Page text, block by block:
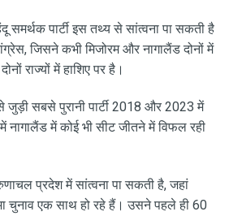
समर्थक पार्टी इस तथ्य से सांत्वना पा सकती है
जिसने कभी मिजोरम और नागालैंड दोनों में
राज्यों में हाशिए पर है।
जुड़ी सबसे पुरानी पार्टी 2018 और 2023 में
नागालैंड में कोई भी सीट जीतने में विफल रही
प्रदेश में सांत्वना पा सकती है, जहां
चुनाव एक साथ हो रहे हैं। उसने पहले ही 60